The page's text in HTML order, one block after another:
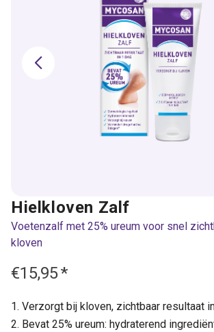
Hielkloven Zalf
Voetenzalf met 25% ureum voor snel
kloven
€15,95*
Verzorgt bij kloven, zichtbaar resultaat
Bevat 25% ureum: hydraterend